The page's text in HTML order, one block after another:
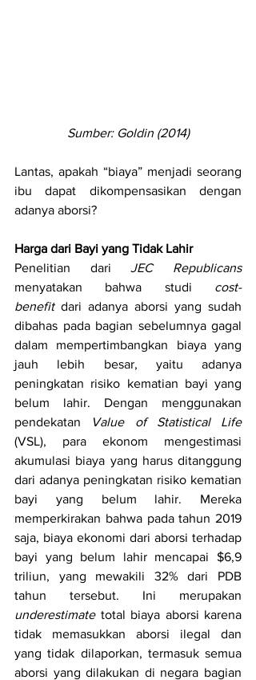
Sumber: Goldin (2014)
Lantas, apakah “biaya” menjadi seorang
ibu dapat dikompensasikan dengan
adanya aborsi?
Harga dari Bayi yang Tidak Lahir
Penelitian dari
JEC Republicans
menyatakan bahwa studi cost-
benefit dari adanya aborsi yang sudah
dibahas pada bagian sebelumnya gagal
dalam mempertimbangkan biaya yang
jauh lebih besar, yaitu adanya
peningkatan risiko kematian bayi yang
belum lahir. Dengan menggunakan
pendekatan
Value of Statistical Life
(VSL), para ekonom mengestimasi
akumulasi biaya yang harus ditanggung
dari adanya peningkatan risiko kematian
bayi yang belum lahir. Mereka
memperkirakan bahwa pada tahun 2019
saja, biaya ekonomi dari aborsi terhadap
bayi yang belum lahir mencapai $6,9
triliun, yang mewakili 32% dari PDB
underestimate total biaya aborsi karena
tidak memasukkan aborsi ilegal dan
yang tidak dilaporkan, termasuk semua
aborsi yang dilakukan di negara bagian